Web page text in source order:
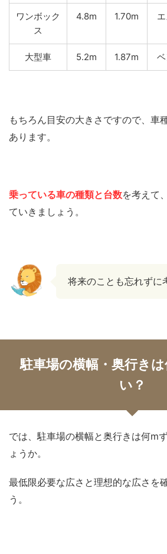
ワンボック
ス
4.8m 1.70m
大型車 5.2m 1.87m
もちろん目安の大きさですので、車
あります。
乗っている車の種類と台数を考えて
ていきましょう。
将来のことも忘れずに
駐車場の横幅・奥行き
い？
では、駐車場の横幅と奥行きは何m
ょうか。
最低限必要な広さと理想的な広さを
う。